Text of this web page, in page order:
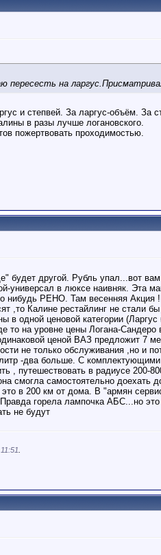
пересесть на
и степвей. За ларгус-объём. За
в разы лучше логановского.
пожертвовать проходимостью.
будет другой. Рубль упал...вот
универсал в люксе наивняк. Эта
нибудь РЕНО. Там весенняя
,то Калине рестайлинг не стали
в одной ценовой категории
то на уровне цены Логана-
ценой ВАЗ предложит 7
не только обслуживания ,но и
-два больше. С
, путешествовать в радиусе 200-
смогла самостоятельно доехать
в 200 км от дома. В "армян
горела лампочка АБС...но это
не будут
11:51